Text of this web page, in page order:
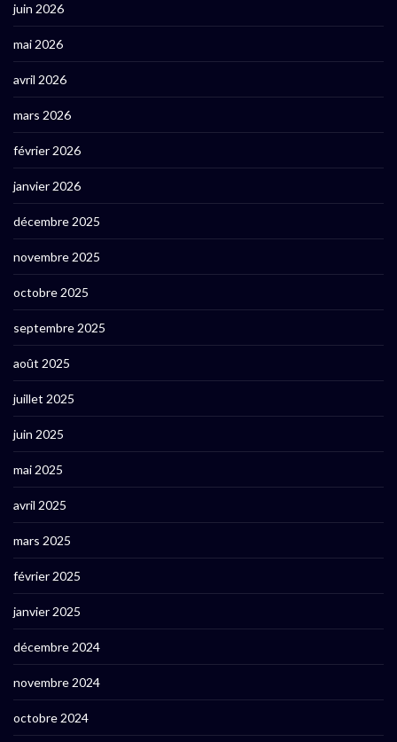
juin 2026
mai 2026
avril 2026
mars 2026
février 2026
janvier 2026
décembre 2025
novembre 2025
octobre 2025
septembre 2025
août 2025
juillet 2025
juin 2025
mai 2025
avril 2025
mars 2025
février 2025
janvier 2025
décembre 2024
novembre 2024
octobre 2024